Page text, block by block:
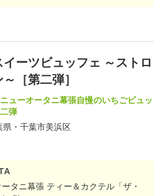
ーツビュッフェ ～ストロ
［第二弾］
ューオータニ幕張自慢のいちごビュッ
弾
県・千葉市美浜区
タニ幕張 ティー＆カクテル「ザ・